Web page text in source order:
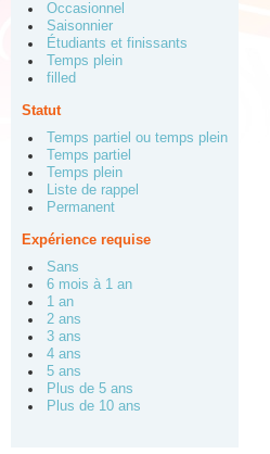
Occasionnel
Saisonnier
Étudiants et finissants
Temps plein
filled
Statut
Temps partiel ou temps plein
Temps partiel
Temps plein
Liste de rappel
Permanent
Expérience requise
Sans
6 mois à 1 an
1 an
2 ans
3 ans
4 ans
5 ans
Plus de 5 ans
Plus de 10 ans